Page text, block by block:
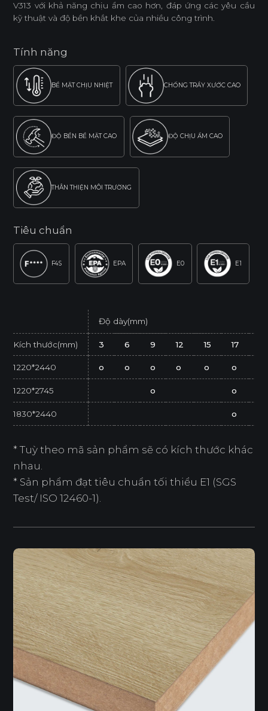
V313 với khả năng chịu ẩm cao hơn, đáp ứng các yêu cầu
kỹ thuật và độ bền khắt khe của nhiều công trình.
Tính năng
BỀ MẶT CHỊU NHIỆT CHỐNG TRẦY XƯỚC CAO
ĐỘ BỀN BỀ MẶT CAO ĐỘ CHỊU ẨM CAO
THÂN THIỆN MÔI TRƯỜNG
Tiêu chuẩn
F4S EPA E0 E1
Độ dày(mm)
Kích thước(mm) 3 6 9 12 15 17
1220*2440 o o o o o o
1220*2745 o o
1830*2440 o
* Tuỳ theo mã sản phẩm sẽ có kích thước khác
nhau.
* Sản phẩm đạt tiêu chuẩn tối thiểu E1 (SGS
Test/ ISO 12460-1).